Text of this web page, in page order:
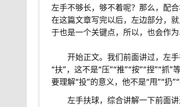
左手不够长，够不着呢？那么，配
在这篇文章写完以后，左边部分，
于也是一个关键点，所以，也会作为
开始正文。我们前面讲过，左
“扶”，这不是“压”“推”“按”“捏”“
要理解“投”的意义，他不是“甩”“扔
左手扶球，综合讲解一下前面